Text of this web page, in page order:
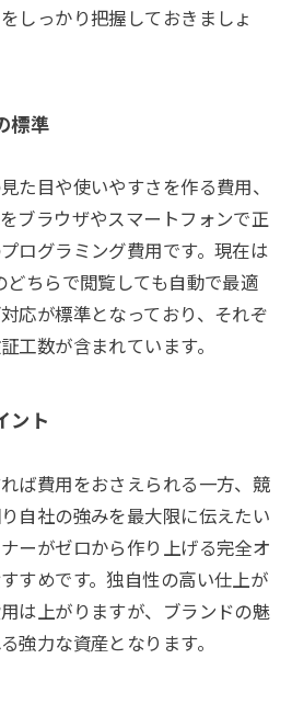
しっかり把握しておきましょ
標準
た目や使いやすさを作る費用、
ブラウザやスマートフォンで正
ログラミング費用です。現在は
どちらで閲覧しても自動で最適
応が標準となっており、それぞ
工数が含まれています。
ント
ば費用をおさえられる一方、競
自社の強みを最大限に伝えたい
ーがゼロから作り上げる完全オ
すめです。独自性の高い仕上が
は上がりますが、ブランドの魅
強力な資産となります。